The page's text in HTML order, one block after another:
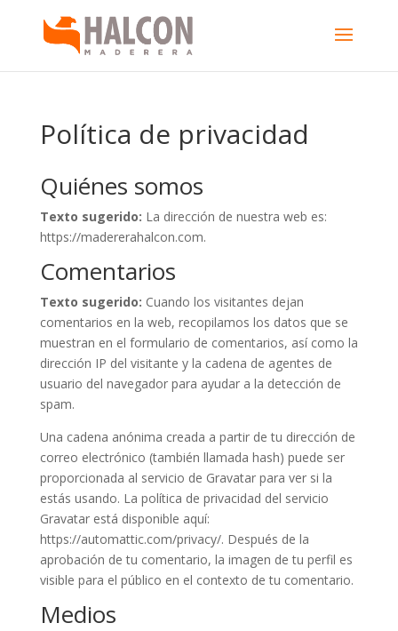
Política de privacidad
Quiénes somos
Texto sugerido: La dirección de nuestra web es:
https://madererahalcon.com.
Comentarios
Texto sugerido: Cuando los visitantes dejan
comentarios en la web, recopilamos los datos que se
muestran en el formulario de comentarios, así como la
dirección IP del visitante y la cadena de agentes de
usuario del navegador para ayudar a la detección de
spam.
Una cadena anónima creada a partir de tu dirección de
correo electrónico (también llamada hash) puede ser
proporcionada al servicio de Gravatar para ver si la
estás usando. La política de privacidad del servicio
Gravatar está disponible aquí:
https://automattic.com/privacy/. Después de la
aprobación de tu comentario, la imagen de tu perfil es
visible para el público en el contexto de tu comentario.
Medios